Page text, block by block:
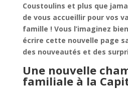
Coustoulins et plus que
de vous accueillir pour vos
famille ! Vous l’imaginez
écrire cette nouvelle page
des nouveautés et des
Une nouvelle
familiale à la